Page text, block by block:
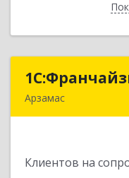
Арзамас
Клиентов на